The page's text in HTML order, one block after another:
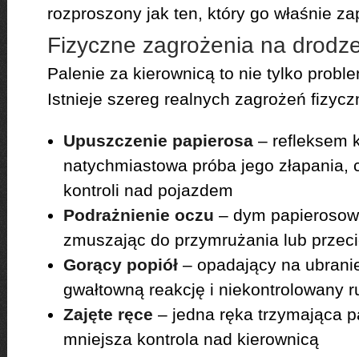
rozproszony jak ten, który go właśnie
Fizyczne zagrożenia na
Palenie za kierownicą to nie tylko
Istnieje szereg realnych zagrożeń
Upuszczenie papierosa– refleksem
natychmiastowa próba jego złapania,
kontroli nad pojazdem
Podrażnienie oczu – dym
zmuszając do przymrużania lub
Gorący popiół– opadający na
gwałtowną reakcję i niekontrolowany
Zajęte ręce – jedna ręka trzymająca
mniejsza kontrola nad kierownicą